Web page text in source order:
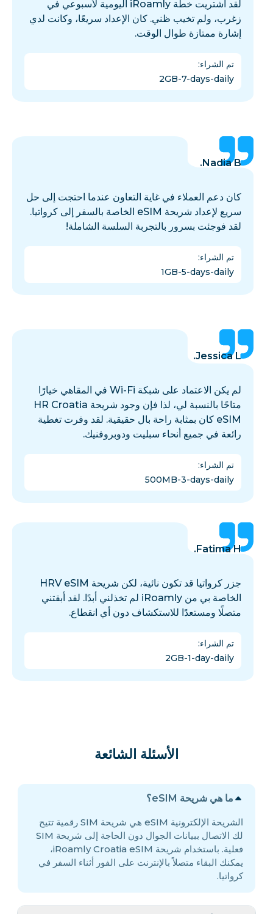
لقد اشتريت خطة iRoamly اليومية لأسبوعي في
زغرب، ولم تخيب ظني. كان الإعداد سريعًا، وكانت لدي
إشارة ممتازة طوال الوقت.
تم الشراء:
2GB-7-days-daily
Nadia B.
كان دعم العملاء في غاية التعاون عندما احتجت إلى حل
سريع لإعداد شريحة eSIM الخاصة بالسفر إلى كرواتيا.
لقد فوجئت بسرور بالتجربة السلسة الشاملة!
تم الشراء:
1GB-5-days-daily
Jessica L.
لم يكن الاعتماد على شبكة Wi-Fi في المقاهي خيارًا
متاحًا بالنسبة لي، لذا فإن وجود شريحة HR Croatia
eSIM كان بمثابة راحة بال حقيقية. لقد وفرت تغطية
رائعة في جميع أنحاء سبليت ودوبروفنيك.
تم الشراء:
500MB-3-days-daily
Fatima H.
جزر كرواتيا قد تكون نائية، لكن شريحة HRV eSIM
الخاصة بي من iRoamly لم تخذلني أبدًا. لقد أبقتني
متصلًا ومستعدًا للاستكشاف دون أي انقطاع.
تم الشراء:
2GB-1-day-daily
الأسئلة الشائعة
ما هي شريحة eSIM؟
الشريحة الإلكترونية eSIM هي شريحة SIM رقمية تتيح
لك الاتصال ببيانات الجوال دون الحاجة إلى شريحة SIM
فعلية. باستخدام شريحة iRoamly Croatia eSIM،
يمكنك البقاء متصلاً بالإنترنت على الفور أثناء السفر في
كرواتيا.